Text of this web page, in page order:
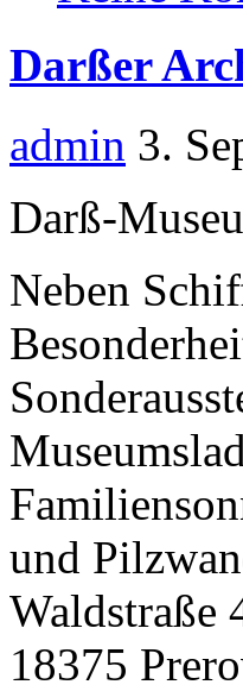
Darßer
admin 3.
Darß-
Neben
und
Waldstraße
18375